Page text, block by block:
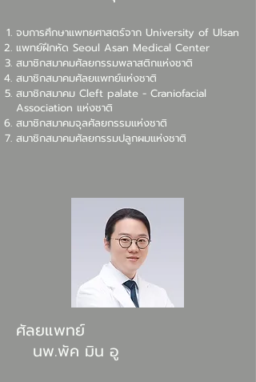
จบการศึกษาแพทยศาสตร์จาก University of Ulsan
แพทย์ฝึกหัด Seoul Asan Medical Center
สมาชิกสมาคมศัลยกรรมพลาสติกแห่งชาติ
สมาชิกสมาคมศัลยแพทย์แห่งชาติ
สมาชิกสมาคม Cleft palate - Craniofacial
Association แห่งชาติ
สมาชิกสมาคมจุลศัลยกรรมแห่งชาติ
สมาชิกสมาคมศัลยกรรมปลูกผมแห่งชาติ
ศัลยแพทย์
นพ.พัค มิน อู